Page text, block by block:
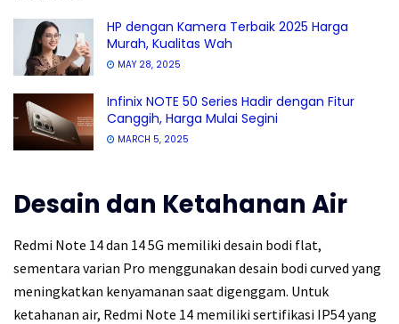
HP dengan Kamera Terbaik 2025 Harga
Murah, Kualitas Wah
MAY 28, 2025
Infinix NOTE 50 Series Hadir dengan Fitur
Canggih, Harga Mulai Segini
MARCH 5, 2025
Desain dan Ketahanan Air
Redmi Note 14 dan 14 5G memiliki desain bodi flat,
sementara varian Pro menggunakan desain bodi curved yang
meningkatkan kenyamanan saat digenggam. Untuk
ketahanan air, Redmi Note 14 memiliki sertifikasi IP54 yang